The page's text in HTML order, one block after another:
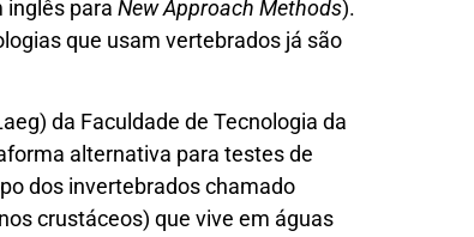
inglês para New Approach Methods).
que usam vertebrados já são
da Faculdade de Tecnologia da
alternativa para testes de
dos invertebrados chamado
crustáceos) que vive em águas